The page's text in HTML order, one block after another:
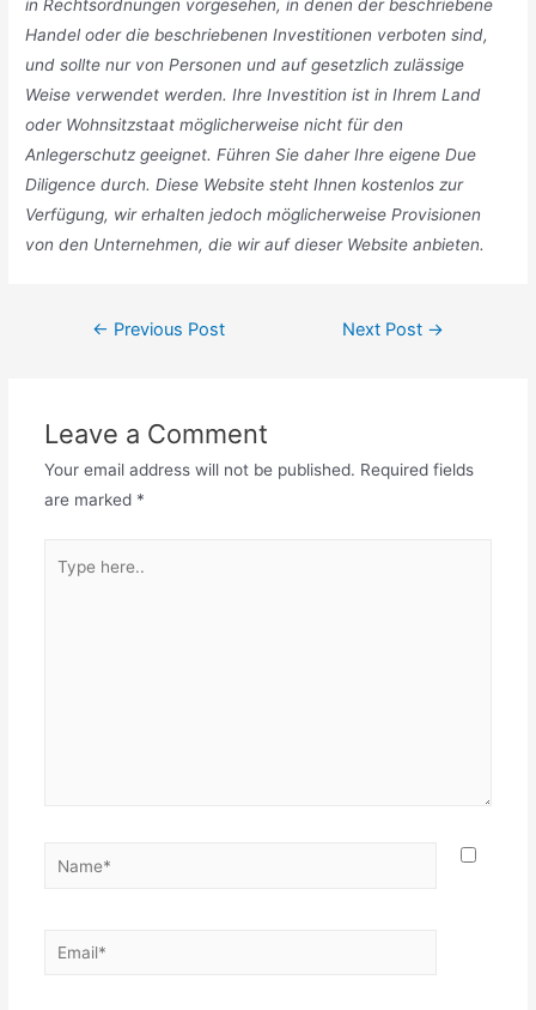
in Rechtsordnungen vorgesehen, in denen der beschriebene
Handel oder die beschriebenen Investitionen verboten sind,
und sollte nur von Personen und auf gesetzlich zulässige
Weise verwendet werden. Ihre Investition ist in Ihrem Land
oder Wohnsitzstaat möglicherweise nicht für den
Anlegerschutz geeignet. Führen Sie daher Ihre eigene Due
Diligence durch. Diese Website steht Ihnen kostenlos zur
Verfügung, wir erhalten jedoch möglicherweise Provisionen
von den Unternehmen, die wir auf dieser Website anbieten.
Post← Previous Post Next Post →
Leave a Comment
Your email address will not be published. Required fields
are marked *
here..
Name*
Email*